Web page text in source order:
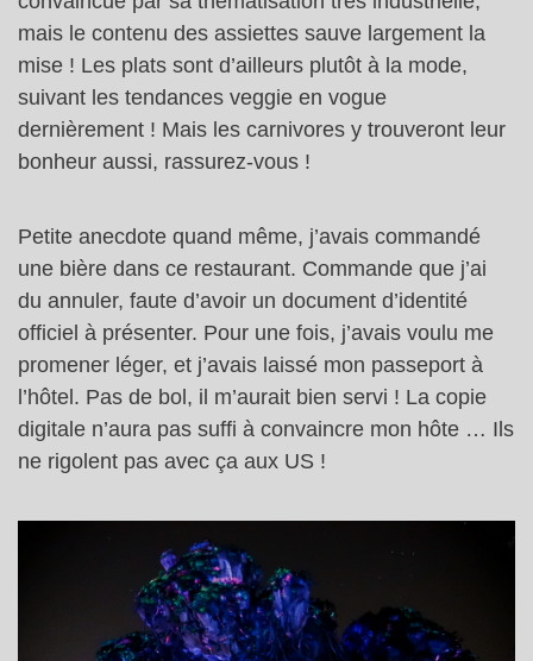
mais le contenu des assiettes sauve largement la
mise ! Les plats sont d’ailleurs plutôt à la mode,
suivant les tendances veggie en vogue
dernièrement ! Mais les carnivores y trouveront leur
bonheur aussi, rassurez-vous !
Petite anecdote quand même, j’avais commandé
une bière dans ce restaurant. Commande que j’ai
du annuler, faute d’avoir un document d’identité
officiel à présenter. Pour une fois, j’avais voulu me
promener léger, et j’avais laissé mon passeport à
l’hôtel. Pas de bol, il m’aurait bien servi ! La copie
digitale n’aura pas suffi à convaincre mon hôte … Ils
ne rigolent pas avec ça aux US !